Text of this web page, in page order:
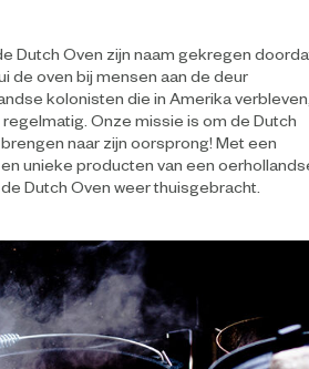
Dutch Oven zijn naam gekregen
de oven bij mensen aan de deur
kolonisten die in Amerika
Onze missie is om de Dutch
naar zijn oorsprong! Met een
unieke producten van een
Dutch Oven weer thuisgebracht.